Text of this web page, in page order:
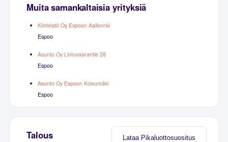
Muita samankaltaisia yrityksiä
Kiinteistö Oy Espoon Aallonrivi
Espoo
Asunto Oy Lintuvaarantie 28
Espoo
Asunto Oy Espoon Koivumäki
Espoo
Lataa Pikaluottosuositus
Talous